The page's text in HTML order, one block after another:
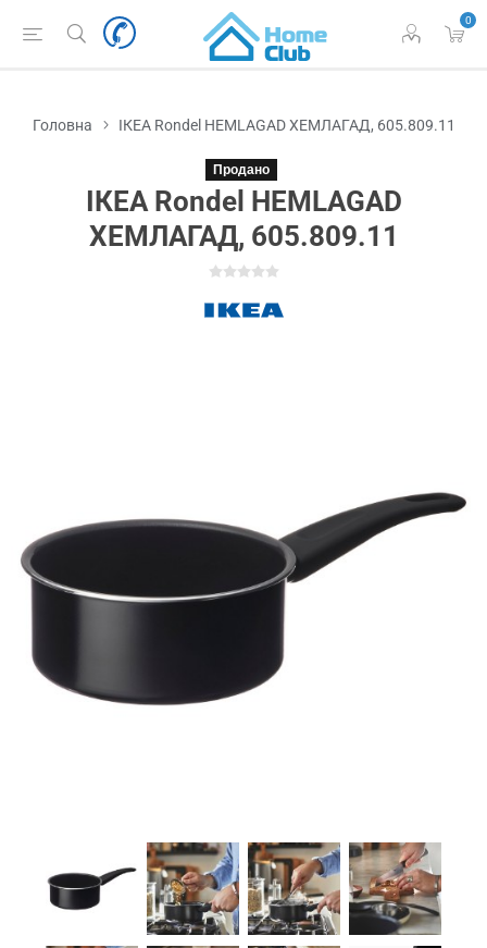
0
Головна ІКЕА Rondel HEMLAGAD ХЕМЛАГАД, 605.809.11
Продано
ІКЕА Rondel HEMLAGAD
ХЕМЛАГАД, 605.809.11